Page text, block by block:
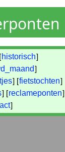
historisch]
]
] [fietstochten]
] [reclameponten]
]